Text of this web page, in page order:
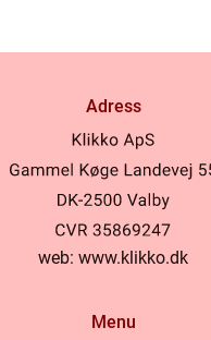
Adress
web: www.klikko.dk
Menu